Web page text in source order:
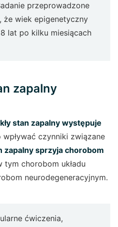
przeprowadzone
że wiek epigenetyczny
lat po kilku miesiącach
zapalny
stan zapalny występuje
wpływać czynniki związane
zapalny sprzyja chorobom
tym chorobom układu
neurodegeneracyjnym.
ćwiczenia,